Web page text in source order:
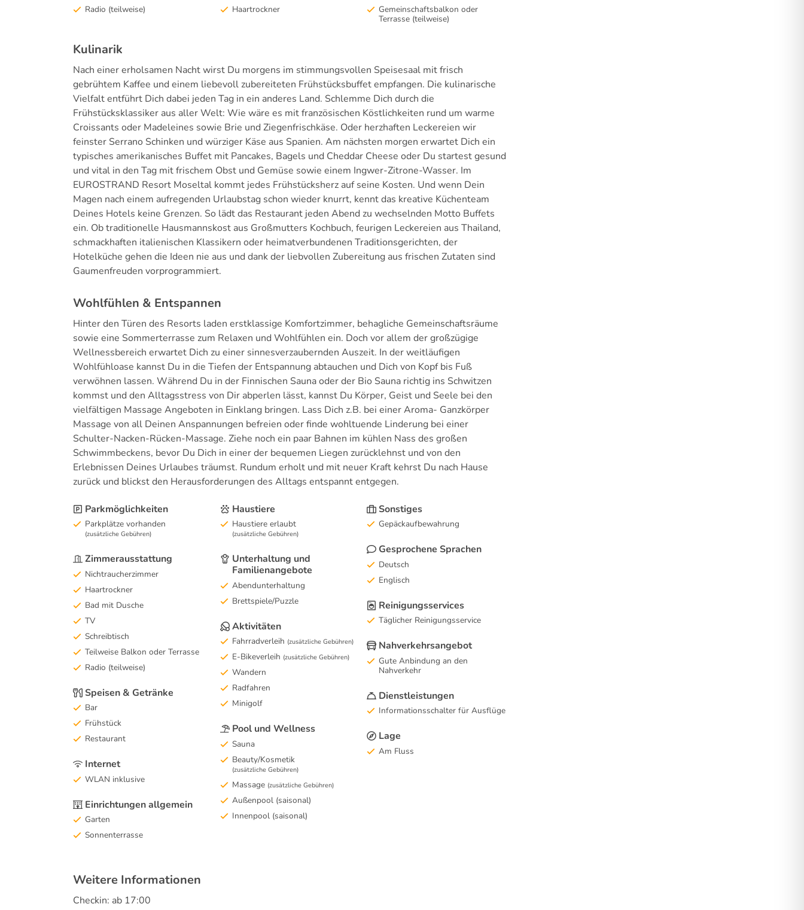
Radio (teilweise)
Haartrockner
Gemeinschaftsbalkon oder
Terrasse (teilweise)
Kulinarik
Nach einer erholsamen Nacht wirst Du morgens im stimmungsvollen Speisesaal mit frisch
gebrühtem Kaffee und einem liebevoll zubereiteten Frühstücksbuffet empfangen. Die kulinarische
Vielfalt entführt Dich dabei jeden Tag in ein anderes Land. Schlemme Dich durch die
Frühstücksklassiker aus aller Welt: Wie wäre es mit französischen Köstlichkeiten rund um warme
Croissants oder Madeleines sowie Brie und Ziegenfrischkäse. Oder herzhaften Leckereien wir
feinster Serrano Schinken und würziger Käse aus Spanien. Am nächsten morgen erwartet Dich ein
typisches amerikanisches Buffet mit Pancakes, Bagels und Cheddar Cheese oder Du startest gesund
und vital in den Tag mit frischem Obst und Gemüse sowie einem Ingwer-Zitrone-Wasser. Im
EUROSTRAND Resort Moseltal kommt jedes Frühstücksherz auf seine Kosten. Und wenn Dein
Magen nach einem aufregenden Urlaubstag schon wieder knurrt, kennt das kreative Küchenteam
Deines Hotels keine Grenzen. So lädt das Restaurant jeden Abend zu wechselnden Motto Buffets
ein. Ob traditionelle Hausmannskost aus Großmutters Kochbuch, feurigen Leckereien aus Thailand,
schmackhaften italienischen Klassikern oder heimatverbundenen Traditionsgerichten, der
Hotelküche gehen die Ideen nie aus und dank der liebvollen Zubereitung aus frischen Zutaten sind
Gaumenfreuden vorprogrammiert.
Wohlfühlen & Entspannen
Hinter den Türen des Resorts laden erstklassige Komfortzimmer, behagliche Gemeinschaftsräume
sowie eine Sommerterrasse zum Relaxen und Wohlfühlen ein. Doch vor allem der großzügige
Wellnessbereich erwartet Dich zu einer sinnesverzaubernden Auszeit. In der weitläufigen
Wohlfühloase kannst Du in die Tiefen der Entspannung abtauchen und Dich von Kopf bis Fuß
verwöhnen lassen. Während Du in der Finnischen Sauna oder der Bio Sauna richtig ins Schwitzen
kommst und den Alltagsstress von Dir abperlen lässt, kannst Du Körper, Geist und Seele bei den
vielfältigen Massage Angeboten in Einklang bringen. Lass Dich z.B. bei einer Aroma- Ganzkörper
Massage von all Deinen Anspannungen befreien oder finde wohltuende Linderung bei einer
Schulter-Nacken-Rücken-Massage. Ziehe noch ein paar Bahnen im kühlen Nass des großen
Schwimmbeckens, bevor Du Dich in einer der bequemen Liegen zurücklehnst und von den
Erlebnissen Deines Urlaubes träumst. Rundum erholt und mit neuer Kraft kehrst Du nach Hause
zurück und blickst den Herausforderungen des Alltags entspannt entgegen.
Parkmöglichkeiten
Parkplätze vorhanden
(zusätzliche Gebühren)
Zimmerausstattung
Nichtraucherzimmer
Haartrockner
Bad mit Dusche
TV
Schreibtisch
Teilweise Balkon oder Terrasse
Radio (teilweise)
Speisen & Getränke
Bar
Frühstück
Restaurant
Internet
WLAN inklusive
Einrichtungen allgemein
Garten
Sonnenterrasse
Haustiere
Haustiere erlaubt
(zusätzliche Gebühren)
Unterhaltung und
Familienangebote
Abendunterhaltung
Brettspiele/Puzzle
Aktivitäten
Fahrradverleih (zusätzliche Gebühren)
E-Bikeverleih (zusätzliche Gebühren)
Wandern
Radfahren
Minigolf
Pool und Wellness
Sauna
Beauty/Kosmetik
(zusätzliche Gebühren)
Massage (zusätzliche Gebühren)
Außenpool (saisonal)
Innenpool (saisonal)
Sonstiges
Gepäckaufbewahrung
Gesprochene Sprachen
Deutsch
Englisch
Reinigungsservices
Täglicher Reinigungsservice
Nahverkehrsangebot
Gute Anbindung an den
Nahverkehr
Dienstleistungen
Informationsschalter für Ausflüge
Lage
Am Fluss
Weitere Informationen
Checkin: ab 17:00